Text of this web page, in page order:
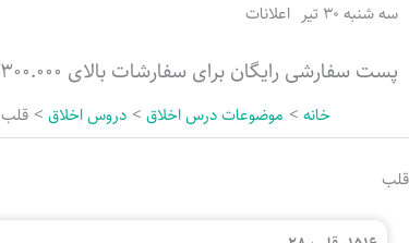
سه شنبه ۳۰ تیر اعلانات
پست سفارشی رایگان برای سفارشات بالای ۳۰۰.۰۰۰ تومان
خانه موضوعات درس اخلاق دروس اخلاق قلب
قلب